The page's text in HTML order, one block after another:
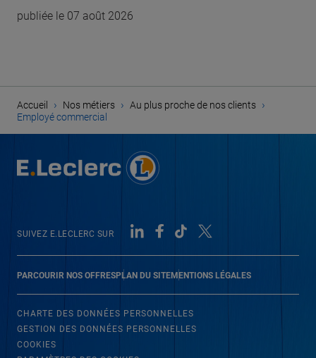
publiée le 07 août 2026
Accueil › Nos métiers › Au plus proche de nos clients ›
Employé commercial
PARCOURIR NOS OFFRESPLAN DU SITEMENTIONS LÉGALES
SUIVEZ E.LECLERC SUR
CHARTE DES DONNÉES PERSONNELLES
GESTION DES DONNÉES PERSONNELLES
COOKIES